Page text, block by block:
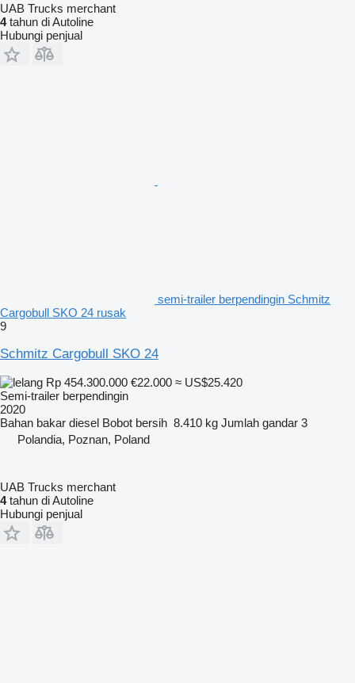
UAB Trucks merchant
4tahun di Autoline
Hubungi penjual
semi-trailer berpendingin Schmitz
Cargobull SKO 24 rusak
9
Schmitz Cargobull SKO 24
Rp 454.300.000 €22.000 ≈ US$25.420
Semi-trailer berpendingin
2020
Bahan bakar diesel Bobot bersih 8.410 kg Jumlah gandar 3
Polandia, Poznan, Poland
UAB Trucks merchant
4tahun di Autoline
Hubungi penjual